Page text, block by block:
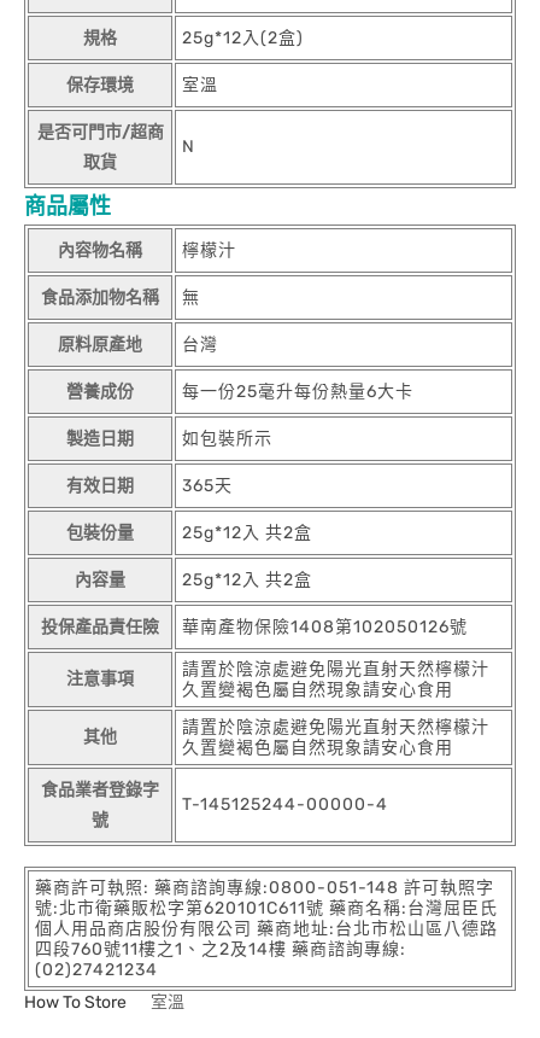
規格 25g*12入(2盒)
保存環境 室溫
是否可門市/超商
取貨
N
商品屬性
內容物名稱 檸檬汁
食品添加物名稱 無
原料原產地 台灣
營養成份 每一份25毫升每份熱量6大卡
製造日期 如包裝所示
有效日期 365天
包裝份量 25g*12入 共2盒
內容量 25g*12入 共2盒
投保產品責任險 華南產物保險1408第102050126號
注意事項
請置於陰涼處避免陽光直射天然檸檬汁
久置變褐色屬自然現象請安心食用
其他
請置於陰涼處避免陽光直射天然檸檬汁
久置變褐色屬自然現象請安心食用
食品業者登錄字
號
T-145125244-00000-4
藥商許可執照: 藥商諮詢專線:0800-051-148 許可執照字
號:北市衛藥販松字第620101C611號 藥商名稱:台灣屈臣氏
個人用品商店股份有限公司 藥商地址:台北市松山區八德路
四段760號11樓之1、之2及14樓 藥商諮詢專線:
(02)27421234
How To Store
室溫